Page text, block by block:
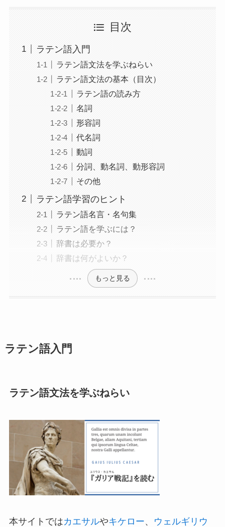
目次
ラテン語入門
ラテン語文法を学ぶねらい
ラテン語文法の基本（目次）
ラテン語の読み方
名詞
形容詞
代名詞
動詞
分詞、動名詞、動形容詞
その他
ラテン語学習のヒント
ラテン語名言・名句集
ラテン語を学ぶには？
辞書は必要か？
辞書は何がよいか？
もっと見る
ラテン語入門
ラテン語文法を学ぶねらい
本サイトではカエサルやキケロー、
ウェルギリウ